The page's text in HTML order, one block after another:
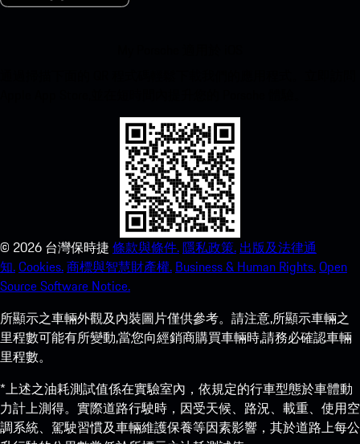
© 2026 台灣保時捷 條款與條件.隱私政策. 出版及法律通
知.Cookies.商標與智慧財產權. Business & Human Rights.Open
Source Software Notice.
所顯示之車輛外觀及內裝圖片僅供參考。請注意,所顯示車輛之
里程數可能有所變動,當您向經銷商購買車輛時,請務必確認車輛
里程數。
*上述之油耗測試值係在實驗室內，依規定的行車型態於車體動
力計上測得。實際道路行駛時，因受天候、路況、載重、使用空
調系統、駕駛習慣及車輛維護保養等因素影響，其於道路上每公